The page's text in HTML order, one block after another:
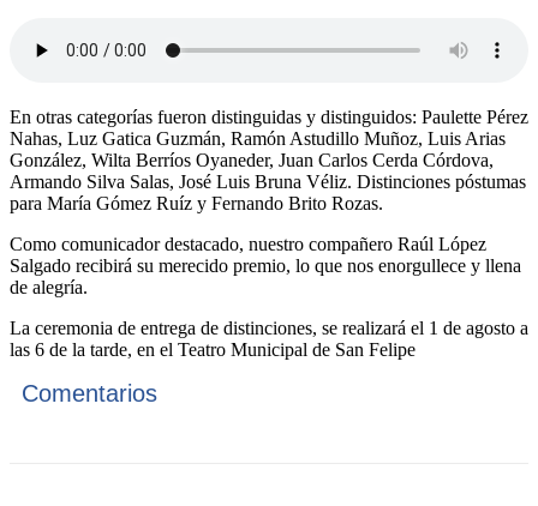
En otras categorías fueron distinguidas y distinguidos: Paulette Pérez
Nahas, Luz Gatica Guzmán, Ramón Astudillo Muñoz, Luis Arias
González, Wilta Berríos Oyaneder, Juan Carlos Cerda Córdova,
Armando Silva Salas, José Luis Bruna Véliz. Distinciones póstumas
para María Gómez Ruíz y Fernando Brito Rozas.
Como comunicador destacado, nuestro compañero Raúl López
Salgado recibirá su merecido premio, lo que nos enorgullece y llena
de alegría.
La ceremonia de entrega de distinciones, se realizará el 1 de agosto a
las 6 de la tarde, en el Teatro Municipal de San Felipe
Comentarios